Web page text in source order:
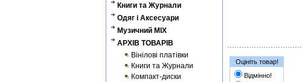
Книги та Журнали
Одяг і Аксесуари
Музичний MIX
АРХІВ ТОВАРІВ
Вінілові платівки
Книги та Журнали
Компакт-диски
Оцініть товар!
Відмінно!